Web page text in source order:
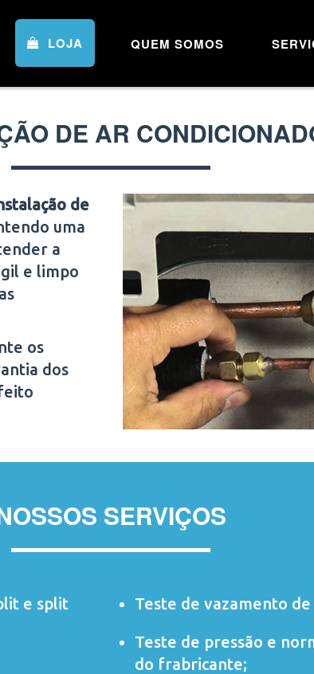
LOJA QUEM SOMOS
DE AR
de
uma
a
e limpo
os
dos
SERVIÇOS
e split
Teste de vazamento
Teste de pressão e
do frabricante;